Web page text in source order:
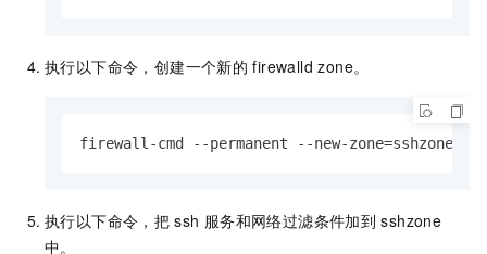
执行以下命令，创建一个新的 firewalld zone。
firewall-cmd --permanent --new-zone=sshzone
执行以下命令，把 ssh 服务和网络过滤条件加到 sshzone
中。